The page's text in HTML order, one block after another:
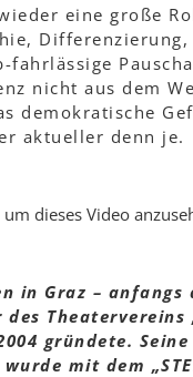
eine große
nicht aus dem
demokratische
aktueller denn je.
um dieses Video
in Graz –
gründete.
wurde mit dem